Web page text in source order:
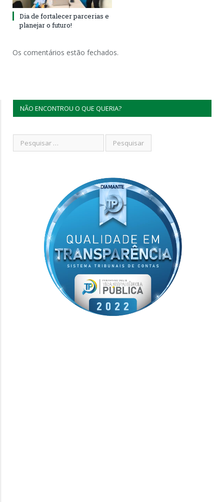
Dia de fortalecer parcerias e
planejar o futuro!
Os comentários estão fechados.
NÃO ENCONTROU O QUE QUERIA?